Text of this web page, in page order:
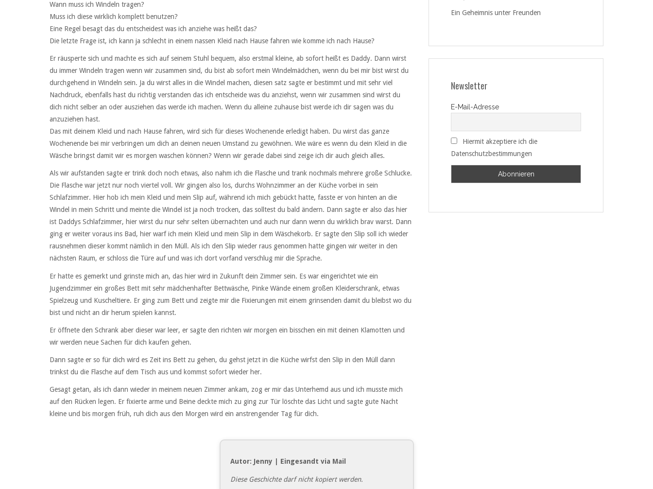
Wann muss ich Windeln tragen?
Muss ich diese wirklich komplett benutzen?
Eine Regel besagt das du entscheidest was ich anziehe was heißt das?
Die letzte Frage ist, ich kann ja schlecht in einem nassen Kleid nach Hause fahren wie komme ich nach Hause?
Er räusperte sich und machte es sich auf seinem Stuhl bequem, also erstmal kleine, ab sofort heißt es Daddy. Dann wirst
du immer Windeln tragen wenn wir zusammen sind, du bist ab sofort mein Windelmädchen, wenn du bei mir bist wirst du
durchgehend in Windeln sein. Ja du wirst alles in die Windel machen, diesen satz sagte er bestimmt und mit sehr viel
Nachdruck, ebenfalls hast du richtig verstanden das ich entscheide was du anziehst, wenn wir zusammen sind wirst du
dich nicht selber an oder ausziehen das werde ich machen. Wenn du alleine zuhause bist werde ich dir sagen was du
anzuziehen hast.
Das mit deinem Kleid und nach Hause fahren, wird sich für dieses Wochenende erledigt haben. Du wirst das ganze
Wochenende bei mir verbringen um dich an deinen neuen Umstand zu gewöhnen. Wie wäre es wenn du dein Kleid in die
Wäsche bringst damit wir es morgen waschen können? Wenn wir gerade dabei sind zeige ich dir auch gleich alles.
Als wir aufstanden sagte er trink doch noch etwas, also nahm ich die Flasche und trank nochmals mehrere große Schlucke.
Die Flasche war jetzt nur noch viertel voll. Wir gingen also los, durchs Wohnzimmer an der Küche vorbei in sein
Schlafzimmer. Hier hob ich mein Kleid und mein Slip auf, während ich mich gebückt hatte, fasste er von hinten an die
Windel in mein Schritt und meinte die Windel ist ja noch trocken, das solltest du bald ändern. Dann sagte er also das hier
ist Daddys Schlafzimmer, hier wirst du nur sehr selten übernachten und auch nur dann wenn du wirklich brav warst. Dann
ging er weiter voraus ins Bad, hier warf ich mein Kleid und mein Slip in dem Wäschekorb. Er sagte den Slip soll ich wieder
rausnehmen dieser kommt nämlich in den Müll. Als ich den Slip wieder raus genommen hatte gingen wir weiter in den
nächsten Raum, er schloss die Türe auf und was ich dort vorfand verschlug mir die Sprache.
Er hatte es gemerkt und grinste mich an, das hier wird in Zukunft dein Zimmer sein. Es war eingerichtet wie ein
Jugendzimmer ein großes Bett mit sehr mädchenhafter Bettwäsche, Pinke Wände einem großen Kleiderschrank, etwas
Spielzeug und Kuscheltiere. Er ging zum Bett und zeigte mir die Fixierungen mit einem grinsenden damit du bleibst wo du
bist und nicht an dir herum spielen kannst.
Er öffnete den Schrank aber dieser war leer, er sagte den richten wir morgen ein bisschen ein mit deinen Klamotten und
wir werden neue Sachen für dich kaufen gehen.
Dann sagte er so für dich wird es Zeit ins Bett zu gehen, du gehst jetzt in die Küche wirfst den Slip in den Müll dann
trinkst du die Flasche auf dem Tisch aus und kommst sofort wieder her.
Gesagt getan, als ich dann wieder in meinem neuen Zimmer ankam, zog er mir das Unterhemd aus und ich musste mich
auf den Rücken legen. Er fixierte arme und Beine deckte mich zu ging zur Tür löschte das Licht und sagte gute Nacht
kleine und bis morgen früh, ruh dich aus den Morgen wird ein anstrengender Tag für dich.
Autor: Jenny | Eingesandt via Mail
Diese Geschichte darf nicht kopiert werden.
Ein Geheimnis unter Freunden
Newsletter
E-Mail-Adresse
Hiermit akzeptiere ich die
Datenschutzbestimmungen